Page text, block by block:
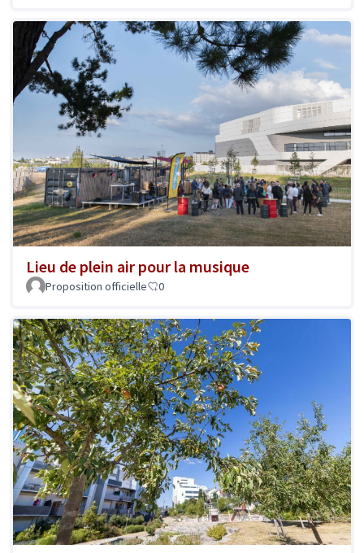
Lieu de plein air pour la musique
Proposition officielle 0